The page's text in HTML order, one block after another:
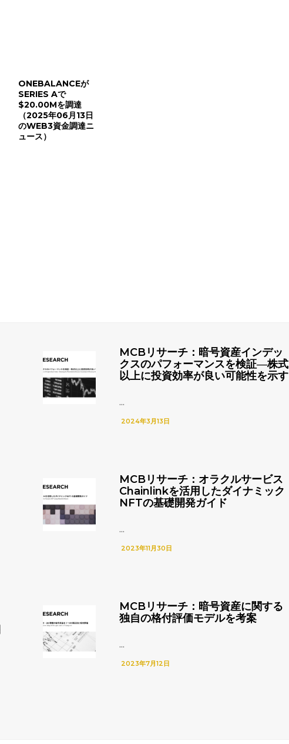
ONEBALANCEが
SERIES Aで
$20.00Mを調達
（2025年06月13日
のWEB3資金調達ニ
ュース）
MCBリサーチ：暗号資産インデッ
クスのパフォーマンスを検証―株式
以上に投資効率が良い可能性を示す
...
2024年3月13日
MCBリサーチ：オラクルサービス
Chainlinkを活用したダイナミック
NFTの基礎開発ガイド
...
2023年11月30日
MCBリサーチ：暗号資産に関する
独自の格付評価モデルを考案
...
2023年7月12日